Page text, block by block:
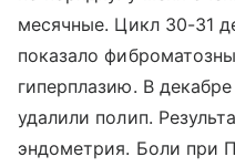
месячные. Цикл 30-31
показало
гиперплазию. В
удалили полип.
эндометрия. Боли при